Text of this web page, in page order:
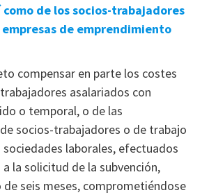
de los socios-trabajadores
de emprendimiento
compensar en parte los costes
asalariados con
o temporal, o de las
socios-trabajadores o de trabajo
laborales, efectuados
la solicitud de la subvención,
de seis meses, comprometiéndose